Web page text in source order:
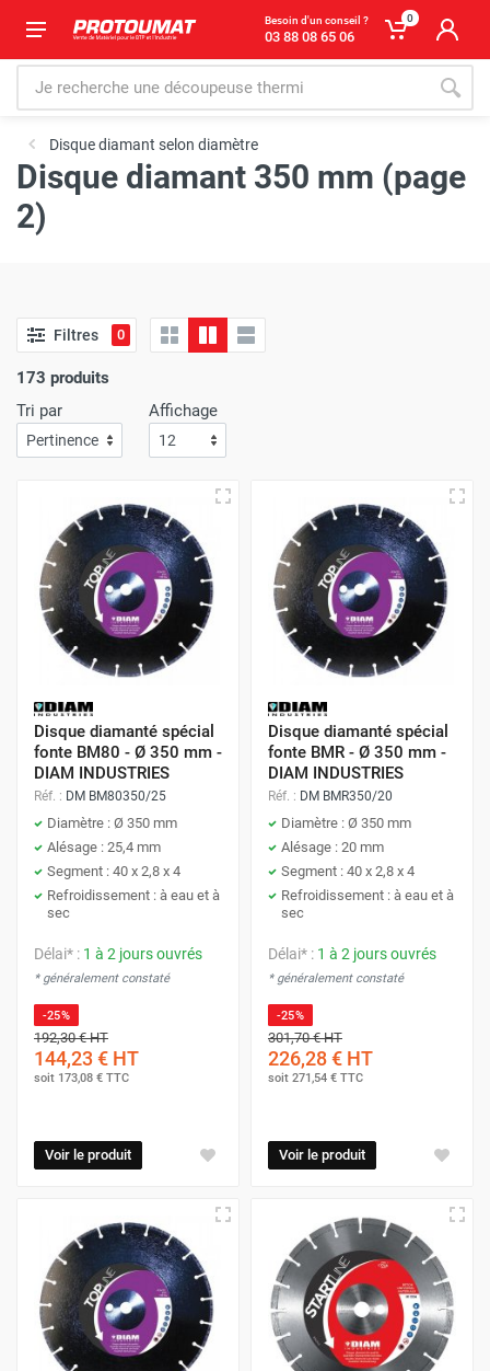
Besoin d'un conseil ?
03 88 08 65 06
0
Disque diamant selon diamètre
Disque diamant 350 mm (page
2)
Filtres 0
173 produits
Tri par
Affichage
Disque diamanté spécial
fonte BM80 - Ø 350 mm -
DIAM INDUSTRIES
Réf. : DM BM80350/25
Diamètre : Ø 350 mm
Alésage : 25,4 mm
Segment : 40 x 2,8 x 4
Refroidissement : à eau et à
sec
Délai* : 1 à 2 jours ouvrés
* généralement constaté
-25%
192,30 €HT
144,23 € HT
soit 173,08 € TTC
Voir le produit
Disque diamanté spécial
fonte BMR - Ø 350 mm -
DIAM INDUSTRIES
Réf. : DM BMR350/20
Diamètre : Ø 350 mm
Alésage : 20 mm
Segment : 40 x 2,8 x 4
Refroidissement : à eau et à
sec
Délai* : 1 à 2 jours ouvrés
* généralement constaté
-25%
301,70 €HT
226,28 € HT
soit 271,54 € TTC
Voir le produit